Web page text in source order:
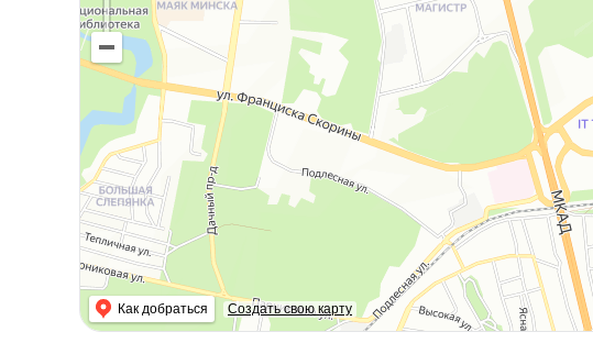
Как добраться Создать свою карту